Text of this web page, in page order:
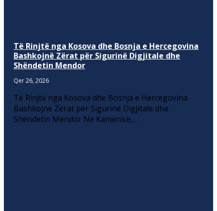
Të Rinjtë nga Kosova dhe Bosnja e Hercegovina
Bashkojnë Zërat për Sigurinë Digjitale dhe
Shëndetin Mendor
Qer 26, 2026
Të Rinjtë nga Kosova dhe Bosnja e Hercegovina
Bashkojnë Zërat për Sigurinë Digjitale dhe
Shëndetin Mendor Në Kamenicë,...